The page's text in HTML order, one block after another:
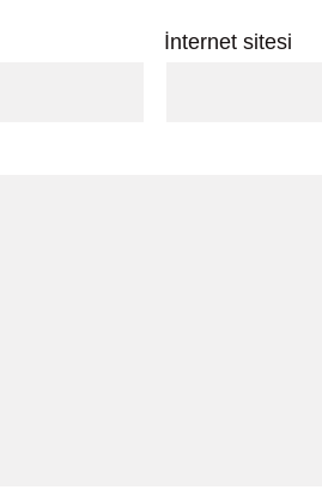
İnternet sitesi